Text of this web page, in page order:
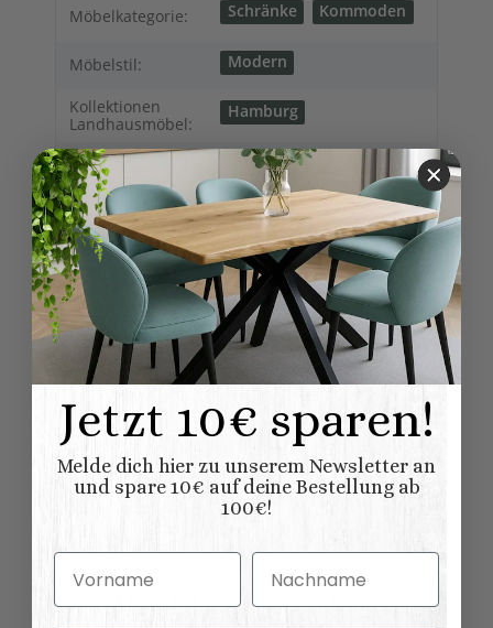
Möbelkategorie: Schränke Kommoden
Möbelstil: Modern
Kollektionen
Landhausmöbel:
Hamburg
Variationen: Anrichten
Versandgewicht: 24,00 kg
Artikelgewicht: 20,00 kg
Abmessungen (L
x B/T x H) (
Länge × Breite ×
Höhe ):
101,00 × 38,00 × 75,00
cm
Bewertungen
Dazu empfehlen wir:
Jetzt 10€ sparen!
Melde dich hier zu unserem Newsletter an
und spare 10€ auf deine Bestellung ab
100€!
Vorname Nachname